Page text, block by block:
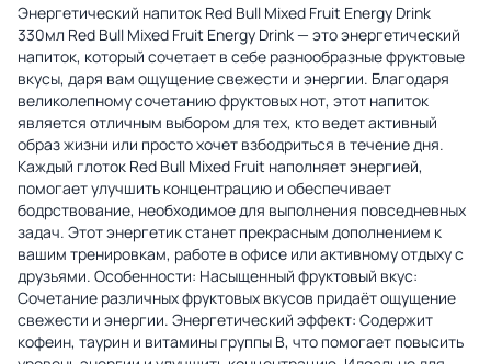
Энергетический напиток Red Bull Mixed Fruit Energy Drink
330мл Red Bull Mixed Fruit Energy Drink — это энергетический
напиток, который сочетает в себе разнообразные фруктовые
вкусы, даря вам ощущение свежести и энергии. Благодаря
великолепному сочетанию фруктовых нот, этот напиток
является отличным выбором для тех, кто ведет активный
образ жизни или просто хочет взбодриться в течение дня.
Каждый глоток Red Bull Mixed Fruit наполняет энергией,
помогает улучшить концентрацию и обеспечивает
бодрствование, необходимое для выполнения повседневных
задач. Этот энергетик станет прекрасным дополнением к
вашим тренировкам, работе в офисе или активному отдыху с
друзьями. Особенности: Насыщенный фруктовый вкус:
Сочетание различных фруктовых вкусов придаёт ощущение
свежести и энергии. Энергетический эффект: Содержит
кофеин, таурин и витамины группы B, что помогает повысить